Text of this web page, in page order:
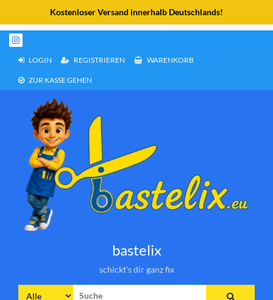
Weiter
zum
Inhalt
LOGIN REGISTRIEREN WARENKORB
ZUR KASSE GEHEN
bastelix
schickt's dir ganz fix